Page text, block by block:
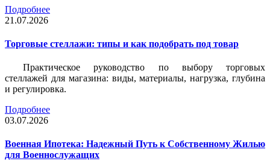
Подробнее
21.07.2026
Торговые стеллажи: типы и как подобрать под товар
Практическое руководство по выбору торговых
стеллажей для магазина: виды, материалы, нагрузка, глубина
и регулировка.
Подробнее
03.07.2026
Военная Ипотека: Надежный Путь к Собственному Жилью
для Военнослужащих